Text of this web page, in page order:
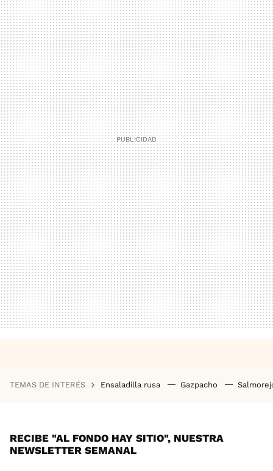
TEMAS DE INTERÉS Ensaladilla rusa Gazpacho
RECIBE "AL FONDO HAY SITIO", NUESTRA
NEWSLETTER SEMANAL